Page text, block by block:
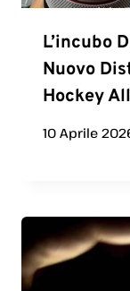
L’incubo
Nuovo
Hockey
10 Aprile